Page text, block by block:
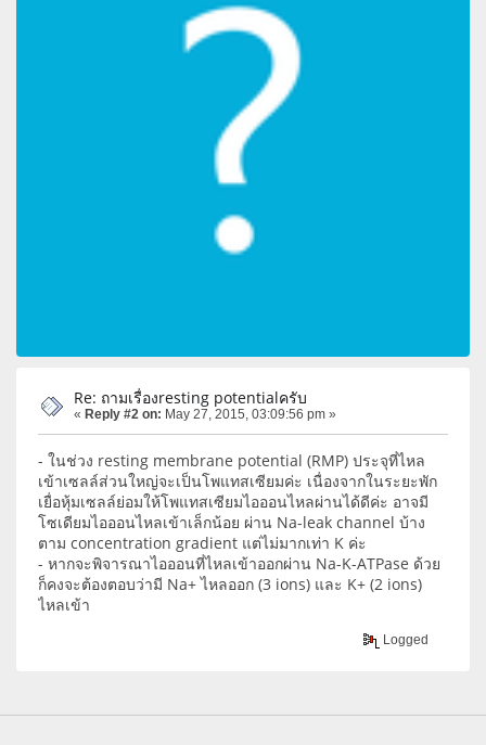
Re: ถามเรื่องresting potentialครับ
« Reply #2 on: May 27, 2015, 03:09:56 pm »
- ในช่วง resting membrane potential (RMP) ประจุที่ไหล
เข้าเซลล์ส่วนใหญ่จะเป็นโพแทสเซียมค่ะ เนื่องจากในระยะพัก
เยื่อหุ้มเซลล์ย่อมให้โพแทสเซียมไอออนไหลผ่านได้ดีค่ะ อาจมี
โซเดียมไอออนไหลเข้าเล็กน้อย ผ่าน Na-leak channel บ้าง
ตาม concentration gradient แต่ไม่มากเท่า K ค่ะ
- หากจะพิจารณาไอออนที่ไหลเข้าออกผ่าน Na-K-ATPase ด้วย
ก็คงจะต้องตอบว่ามี Na+ ไหลออก (3 ions) และ K+ (2 ions)
ไหลเข้า
Logged